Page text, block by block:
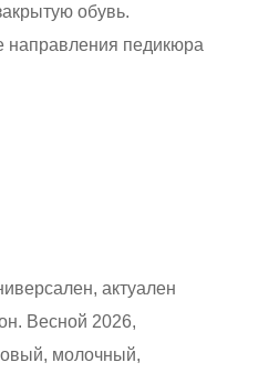
обувь.
направления педикюра
актуален
Весной 2026,
молочный,